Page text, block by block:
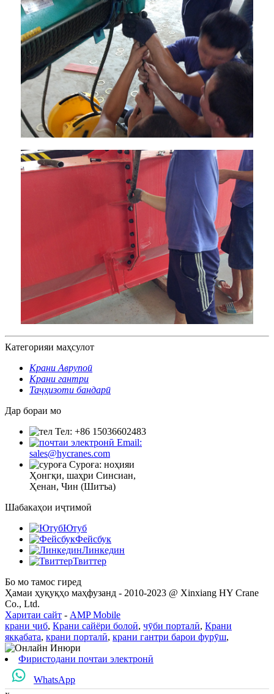
Категорияи маҳсулот
Крани Аврупоӣ
Крани гантри
Таҷҳизоти бандарӣ
Дар бораи мо
Тел: +86 15036602483
Email:
sales@hycranes.com
Суроға: ноҳияи
Ҳонгқи, шаҳри Синсиан,
Ҳенан, Чин (Шитъа)
Шабакаҳои иҷтимоӣ
Ютуб
Фейсбук
Линкедин
Твиттер
Бо мо тамос гиред
Ҳамаи ҳуқуқҳо маҳфузанд - 2010-2023 @ Xinxiang HY Crane
Co., Ltd.
Харитаи сайт - AMP Mobile
крани ҷиб, Крани сайёри болоӣ, чӯби порталӣ, Крани
якқабата, крани порталӣ, крани гантри барои фурӯш,
Фиристодани почтаи электронӣ
WhatsApp